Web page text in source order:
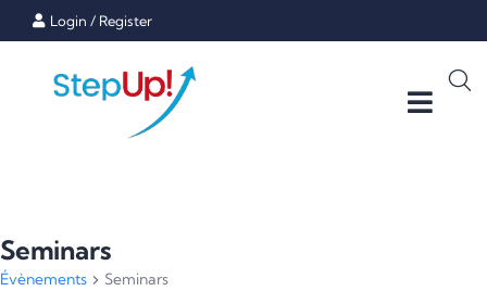
Login / Register
Seminars
Évènements Seminars